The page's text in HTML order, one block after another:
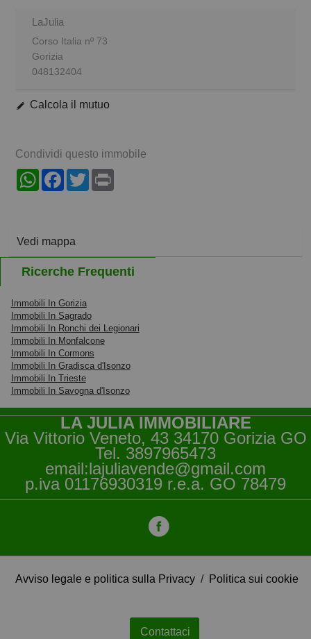
LaJulia
Corso Italia nº 73
Gorizia
048132404
Contattaci
Calcola il mutuo
Condividi questo immobile
WhatsAppFacebook
Twitter
Vedi mappa
Ricerche Frequenti
Immobili In Gorizia
Immobili In Sagrado
Immobili In Ronchi dei Legionari
Immobili In Monfalcone
Immobili In Cormons
Immobili In Gradisca d'Isonzo
Immobili In Trieste
Immobili In Savogna d'Isonzo
LA JULIA IMMOBILIARE
Via Vittorio Veneto, 43 34170 Gorizia GO
Tel. 3897965473
email:lajuliavende@gmail.com
p.iva 01176930319 r.e.a. GO 78479
Avviso legale e politica sulla Privacy / Politica sui cookie